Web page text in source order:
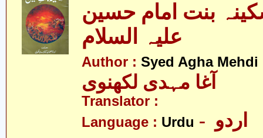
بنت امام حسین
Author : Syed Agha
آغا مہدی لکھنوی
Translator :
Language : Urdu